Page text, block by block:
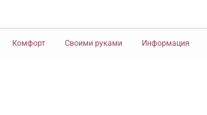
Комфорт Своими руками Информация